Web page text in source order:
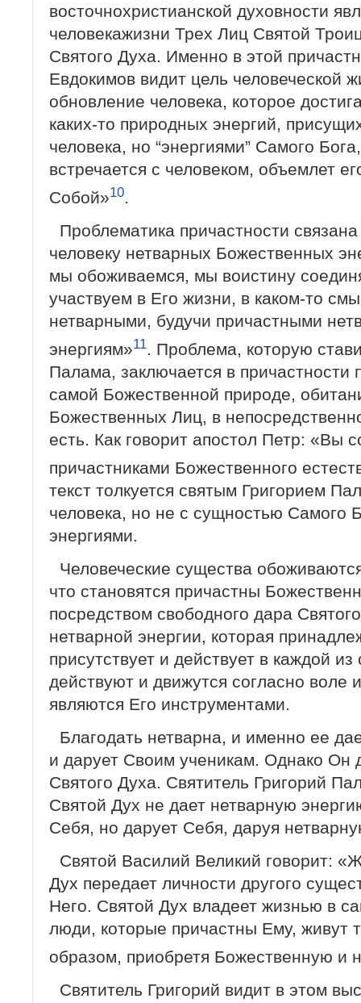
восточнохристианской духовности
человекажизни Трех Лиц Святой
Святого Духа. Именно в этой
Евдокимов видит цель человеческой
обновление человека, которое
каких-то природных энергий,
человека, но “энергиями” Самого
встречается с человеком, объемлет
Собой»10.
Проблематика причастности
человеку нетварных Божественных
мы обоживаемся, мы воистину
участвуем в Его жизни, в каком-то
нетварными, будучи причастными
энергиям»11. Проблема, которую
Палама, заключается в причастности
самой Божественной природе,
Божественных Лиц, в
есть. Как говорит апостол Петр: «Вы
причастниками Божественного
текст толкуется святым Григорием
человека, но не с сущностью Самого
энергиями.
Человеческие существа
что становятся причастны
посредством свободного дара
нетварной энергии, которая
присутствует и действует в каждой
действуют и движутся согласно воле
являются Его инструментами.
Благодать нетварна, и именно ее
и дарует Своим ученикам. Однако Он
Святого Духа. Святитель Григорий
Святой Дух не дает нетварную
Себя, но дарует Себя, даруя
Святой Василий Великий говорит:
Дух передает личности другого
Него. Святой Дух владеет жизнью в
люди, которые причастны Ему, живут
образом, приобретя Божественную и
Святитель Григорий видит в этом